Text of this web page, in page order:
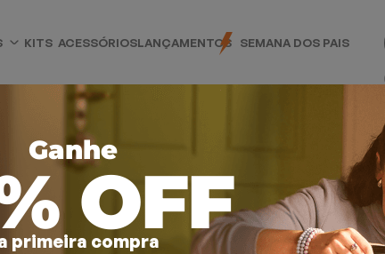
KITS ACESSÓRIOSLANÇAMENTOS SEMANA DOS PAIS
Ganhe
OFF
primeira compra